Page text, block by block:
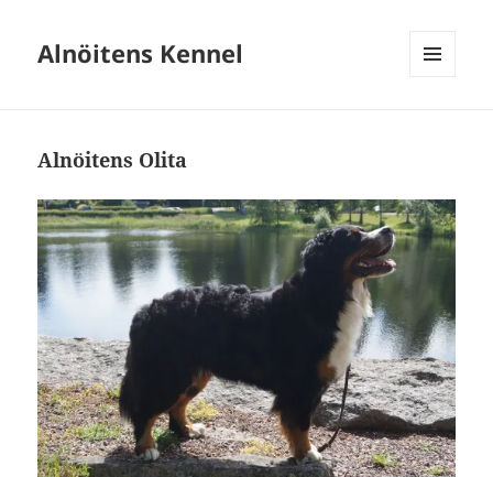
Alnöitens Kennel
Alnöitens Olita